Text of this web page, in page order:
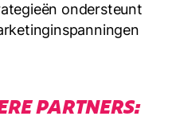
ondersteunt
PARTNERS: